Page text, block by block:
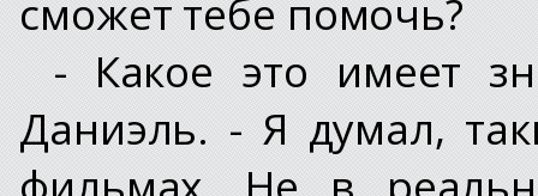
сможет тебе помочь?
- Какое это имеет
Даниэль. - Я думал,